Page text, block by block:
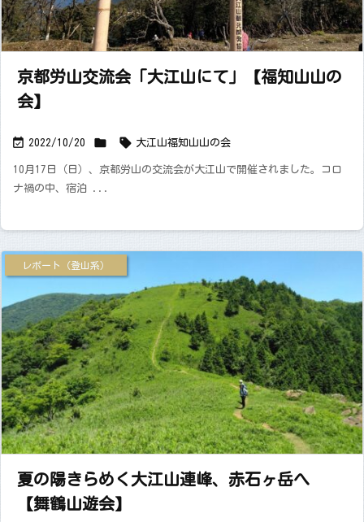
京都労山交流会「大江山にて」【福知山山の
会】
 2022/10/20   大江山福知山山の会
10月17日（日）、京都労山の交流会が大江山で開催されました。コロ
ナ禍の中、宿泊 ...
夏の陽きらめく大江山連峰、赤石ヶ岳へ
【舞鶴山遊会】
レポート（登山系）